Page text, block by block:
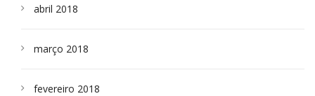
abril 2018
março 2018
fevereiro 2018